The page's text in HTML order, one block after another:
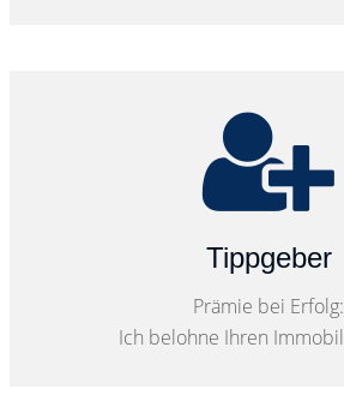
Tippgeber
Prämie bei Erfolg:
Ich belohne Ihren